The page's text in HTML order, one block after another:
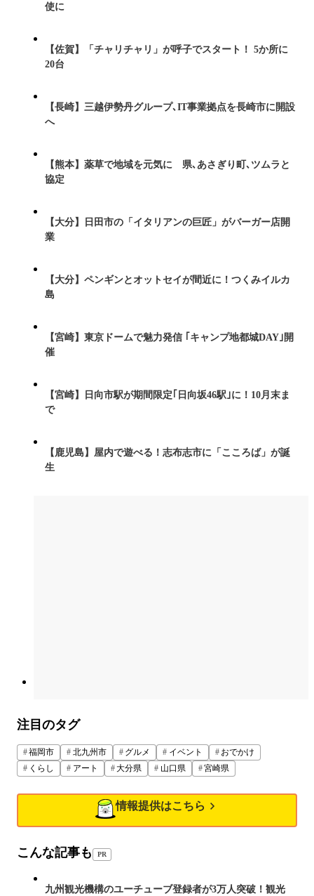
使に
【佐賀】「チャリチャリ」が呼子でスタート！ 5か所に
20台
【長崎】三越伊勢丹グループ､IT事業拠点を長崎市に開設
へ
【熊本】薬草で地域を元気に 県､あさぎり町､ツムラと
協定
【大分】日田市の「イタリアンの巨匠」がバーガー店開
業
【大分】ペンギンとオットセイが間近に！つくみイルカ
島
【宮崎】東京ドームで魅力発信 ｢キャンプ地都城DAY｣開
催
【宮崎】日向市駅が期間限定｢日向坂46駅｣に！10月末ま
で
【鹿児島】屋内で遊べる！志布志市に「こころば」が誕
生
注目のタグ
福岡市 北九州市 グルメ イベント
おでかけ
くらし
アート 大分県 山口県 宮崎県
情報提供はこちら
こんな記事も PR
九州観光機構のユーチューブ登録者が3万人突破！観光